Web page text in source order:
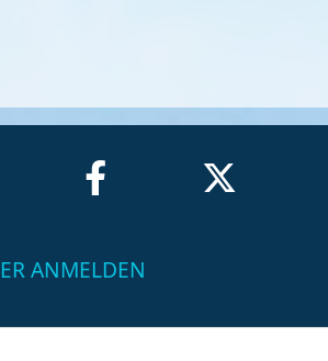
ANMELDEN